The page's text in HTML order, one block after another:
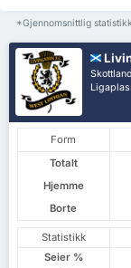
*Gjennomsnittlig
Form
Totalt
Hjemme
Borte
Statistikk
Seier %